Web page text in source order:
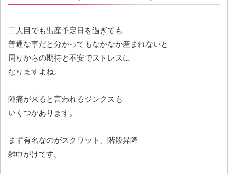
二人目でも出産予定日を過ぎても
普通な事だと分かってもなかなか産まれないと
周りからの期待と不安でストレスに
なりますよね。
陣痛が来ると言われるジンクスも
いくつかあります。
まず有名なのがスクワット、階段昇降
雑巾がけです。